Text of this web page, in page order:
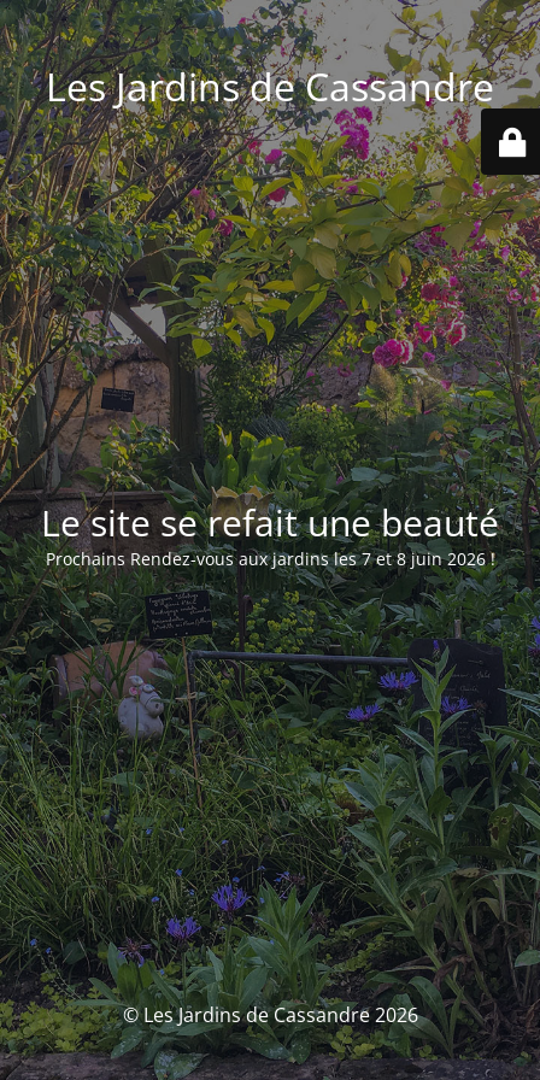
Les Jardins de Cassandre
Le site se refait une beauté
Prochains Rendez-vous aux jardins les 7 et 8 juin 2026 !
© Les Jardins de Cassandre 2026